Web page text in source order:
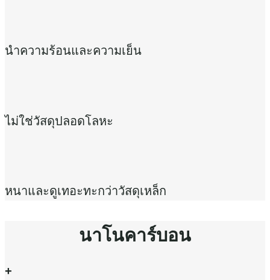
นำความร้อนและความเย็น
ไม่ใช่วัสดุปลอดโลหะ
หนาและดูเทอะทะกว่าวัสดุเหล็ก
นาโนคาร์บอน
+